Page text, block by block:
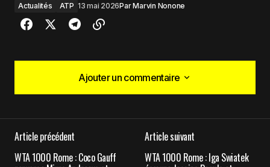
Actualités ATP 13 mai 2026ParMarvin Nonone
Ajouter un commentaire
Ajouter un commentaire
champs obligatoires sont indiqués avec*
Article précédent
WTA 1000 Rome : Coco Gauff
Article suivant
WTA 1000 Rome : Iga Swiatek